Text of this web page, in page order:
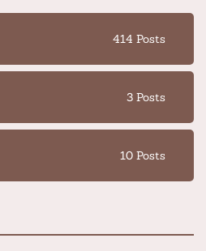
414 Posts
3 Posts
10 Posts